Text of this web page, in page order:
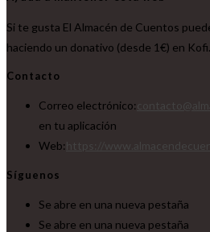
Si te gusta El Almacén de Cuentos
haciendo un donativo (desde 1€) en Kofi.
Contacto
Correo electrónico:
en tu aplicación
Web:
Síguenos
Se abre en una nueva pestaña
Se abre en una nueva pestaña